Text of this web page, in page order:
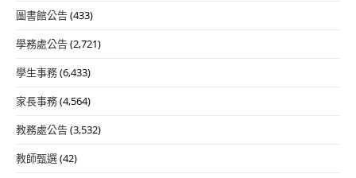
圖書館公告(433)
學務處公告(2,721)
學生事務(6,433)
家長事務(4,564)
教務處公告(3,532)
教師甄選(42)